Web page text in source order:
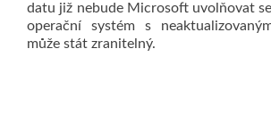
datu již nebude Microsoft uvolňovat
operační systém s
může stát zranitelný.